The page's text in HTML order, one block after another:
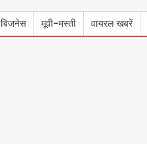
बिजनेस मूवी-मस्ती वायरल खबरें